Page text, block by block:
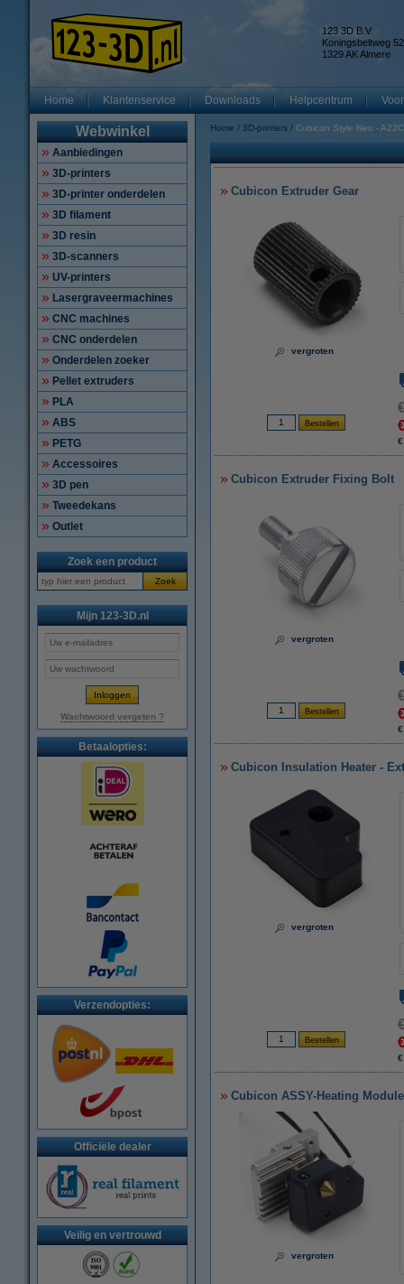
123 3D B.V.
Koningsbeltweg 52
1329 AK Almere
Home Klantenservice Downloads Helpcentrum
Webwinkel
Aanbiedingen
3D-printers
3D-printer onderdelen
3D filament
3D resin
3D-scanners
UV-printers
Lasergraveermachines
CNC machines
CNC onderdelen
Onderdelen zoeker
Pellet extruders
PLA
ABS
PETG
Accessoires
3D pen
Tweedekans
Outlet
Zoek een product
Zoek
Mijn 123-3D.nl
Wachtwoord vergeten ?
Betaalopties:
Verzendopties:
Officiële dealer
Veilig en vertrouwd
Home 3D-printers Cubicon Style Neo - A22C
Cubicon Extruder Gear
vergroten
Cubicon Extruder Fixing Bolt
vergroten
Cubicon Insulation Heater -
vergroten
Cubicon ASSY-Heating
vergroten